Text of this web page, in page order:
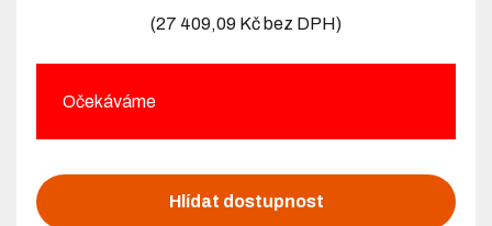
(27 409,09 Kč bez DPH)
Očekáváme
Hlídat dostupnost